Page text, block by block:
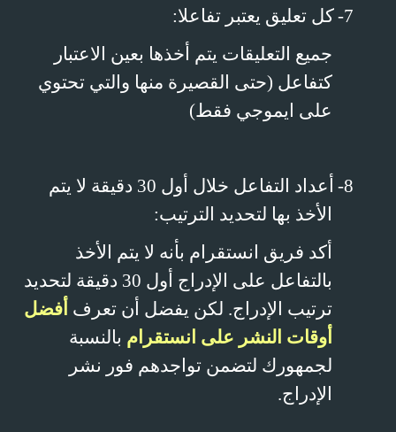
7- كل تعليق يعتبر تفاعلا:
جميع التعليقات يتم أخذها بعين الاعتبار
كتفاعل (حتى القصيرة منها والتي تحتوي
على ايموجي فقط)
8-
أعداد التفاعل خلال أول 30 دقيقة لا يتم
الأخذ بها لتحديد الترتيب:
أكد فريق انستقرام بأنه لا يتم الأخذ
بالتفاعل على الإدراج أول 30 دقيقة لتحديد
ترتيب الإدراج. لكن يفضل أن تعرفأفضل
أوقات النشر على انستقرامبالنسبة
لجمهورك لتضمن تواجدهم فور نشر
الإدراج.